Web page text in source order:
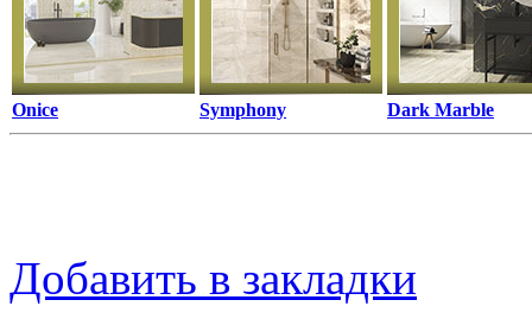
Onice Symphony Dark Marble
Добавить в закладки